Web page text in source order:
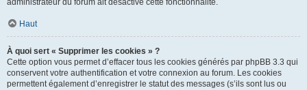
administrateur du forum ait désactivé cette fonctionnalité.
Haut
À quoi sert « Supprimer les cookies » ?
Cette option vous permet d’effacer tous les cookies générés par phpBB 3.3 qui
conservent votre authentification et votre connexion au forum. Les cookies
permettent également d’enregistrer le statut des messages (s’ils sont lus ou